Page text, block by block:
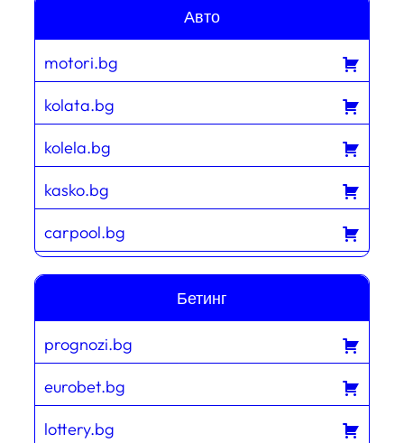
Авто
motori.bg
kolata.bg
kolela.bg
kasko.bg
carpool.bg
Бетинг
prognozi.bg
eurobet.bg
lottery.bg